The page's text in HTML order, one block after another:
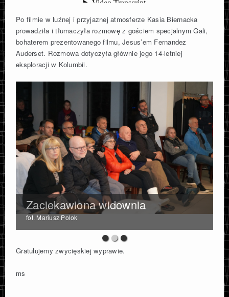
Po filmie w luźnej i przyjaznej atmosferze Kasia Biernacka
prowadziła i tłumaczyła rozmowę z gościem specjalnym Gali,
bohaterem prezentowanego filmu, Jesus’em Fernandez
Auderset. Rozmowa dotyczyła głównie jego 14-letniej
eksploracji w Kolumbii.
Zaciekawiona widownia
fot. Mariusz Polok
Gratulujemy zwycięskiej wyprawie.
ms